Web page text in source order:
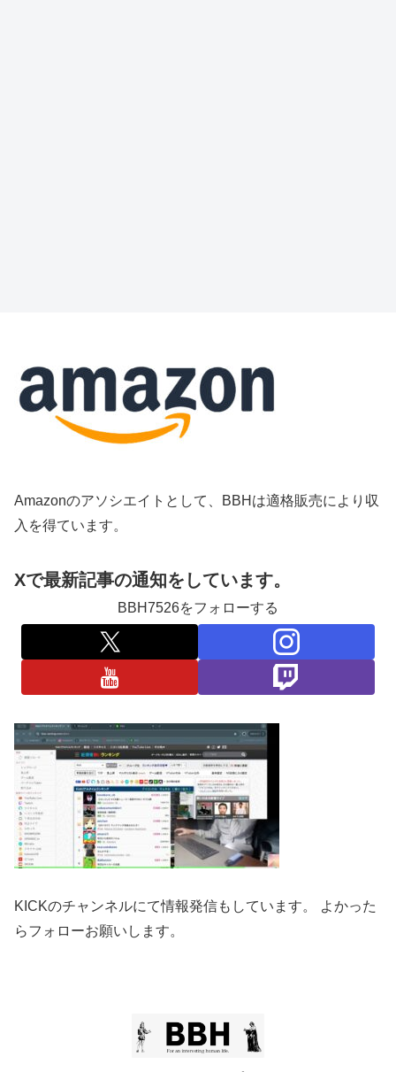
Amazonのアソシエイトとして、BBHは適格販売により収
入を得ています。
Xで最新記事の通知をしています。
BBH7526をフォローする
KICKのチャンネルにて情報発信もしています。 よかった
らフォローお願いします。